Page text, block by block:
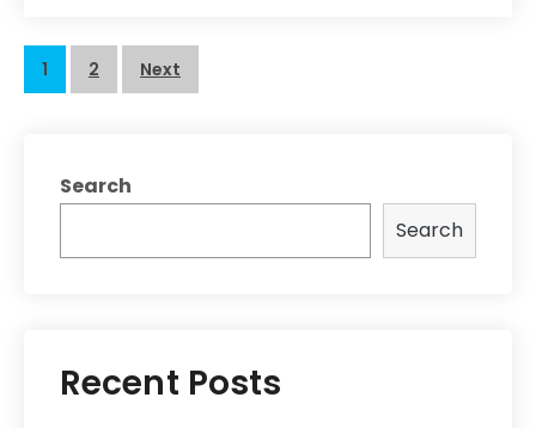
Posts
1 2 Next
Search
Search
Recent Posts